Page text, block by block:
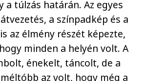
a túlzás határán. Az egyes
a színpadkép és a
az élmény részét képezte,
minden a helyén volt. A
énekelt, táncolt, de a
az volt, hogy még a